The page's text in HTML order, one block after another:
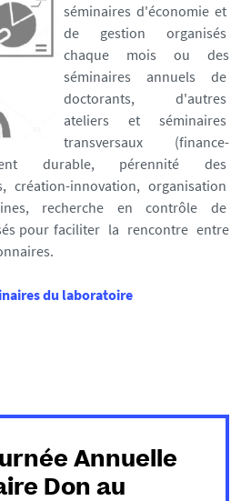
séminaires d'économie et
de gestion organisés
chaque mois ou des
séminaires annuels de
doctorants, d'autres
ateliers et séminaires
transversaux (finance-
durable, pérennité des
création-innovation, organisation
recherche en contrôle de
pour faciliter la rencontre entre
du laboratoire
Annuelle
Don au